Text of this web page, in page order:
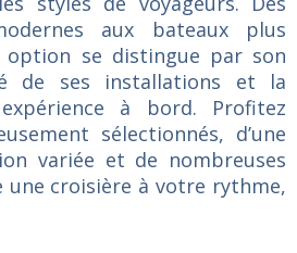
aux bateaux plus
option se distingue par son
de ses installations et la
à bord. Profitez
sélectionnés, d’une
variée et de nombreuses
croisière à votre rythme,